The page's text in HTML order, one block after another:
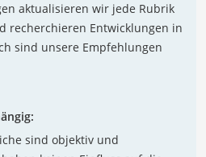
aktualisieren wir jede Rubrik
recherchieren Entwicklungen in
sind unsere Empfehlungen
sind objektiv und